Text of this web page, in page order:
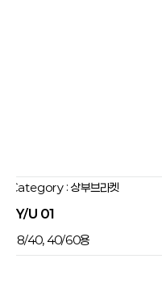
: 상부브라켓
U 01
40, 40/60용